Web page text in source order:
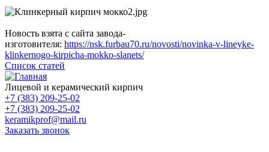
Новость взята с сайта завода-
изготовителя: https://nsk.furbau70.ru/novosti/novinka-v-lineyke-
klinkernogo-kirpicha-mokko-slanets/
Список статей
Лицевой и керамический кирпич
+7 (383) 209-25-02
+7 (383) 209-25-02
keramikprof@mail.ru
Заказать звонок